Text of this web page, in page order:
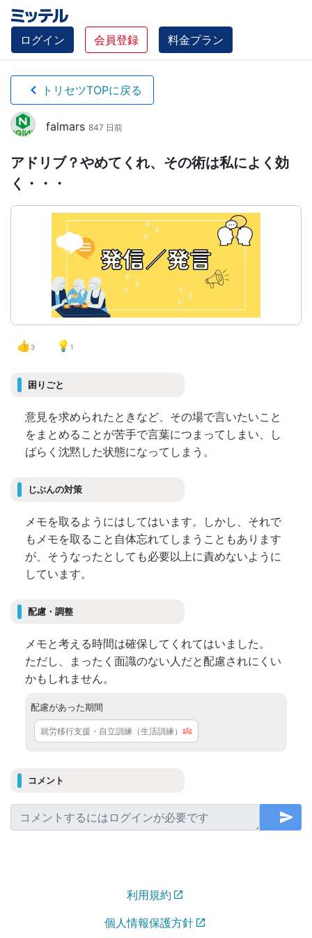
ログイン 会員登録 料金プラン
トリセツTOPに戻る
falmars 847 日前
アドリブ？やめてくれ、その術は私によく効
く・・・
👍 3 💡 1
困りごと
意見を求められたときなど、その場で言いたいこと
をまとめることが苦手で言葉につまってしまい、し
ばらく沈黙した状態になってしまう。
じぶんの対策
メモを取るようにはしてはいます。しかし、それで
もメモを取ること自体忘れてしまうこともあります
が、そうなったとしても必要以上に責めないように
しています。
配慮・調整
メモと考える時間は確保してくれてはいました。
ただし、まったく面識のない人だと配慮されにくい
かもしれません。
配慮があった期間
就労移行支援・自立訓練（生活訓練）
コメント
利用規約
個人情報保護方針